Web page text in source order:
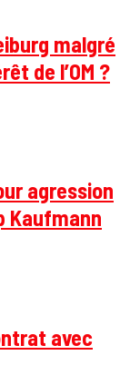
malgré
de l’OM ?
agression
Kaufmann
avec